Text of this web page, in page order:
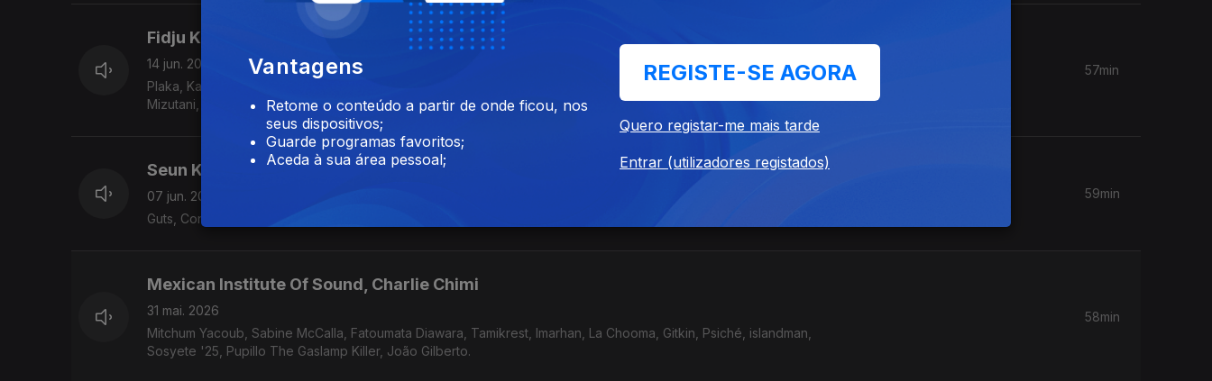
Fidju Kitxora, Acácia Maior, Manoel Corderio
14 jun. 2026
Plaka, Kay Slice ft. Pat Thomas, Voilaaa, Adrian Quesada, La Chooma, Mexican Institute Of Sound, Nuevos Rios, Pedro
Mizutani, Phelippe Nunes Araújo, Sessa, Iberê.
57min
Seun Kuti, Fela Kuti, Àbáse
07 jun. 2026
Guts, Conjunto Latinos, Mac Mathunjwa
59min
Mexican Institute Of Sound, Charlie Chimi
31 mai. 2026
Mitchum Yacoub, Sabine McCalla, Fatoumata Diawara, Tamikrest, Imarhan, La Chooma, Gitkin, Psiché, islandman,
Sosyete '25, Pupillo The Gaslamp Killer, João Gilberto.
58min
Vantagens
Retome o conteúdo a partir de onde ficou, nos
seus dispositivos;
Guarde programas favoritos;
Aceda à sua área pessoal;
REGISTE-SE AGORA
Quero registar-me mais tarde
Entrar (utilizadores registados)